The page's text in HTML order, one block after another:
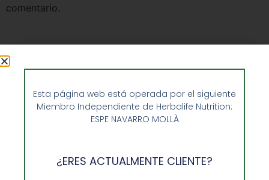
comentario.
Esta página web está operada por el siguiente
Miembro Independiente de Herbalife Nutrition:
ESPE NAVARRO MOLLÀ
¿ERES ACTUALMENTE CLIENTE?